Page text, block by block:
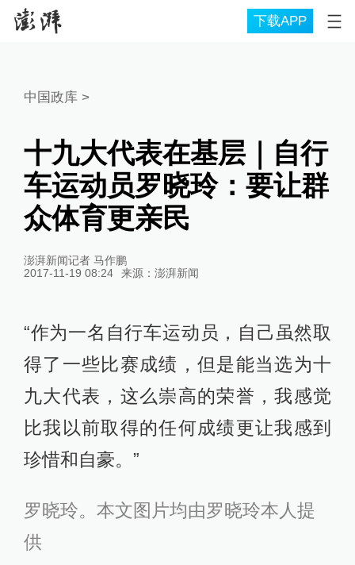
下载APP
中国政库 >
十九大代表在基层｜自行
车运动员罗晓玲：要让群
众体育更亲民
澎湃新闻记者 马作鹏
2017-11-19 08:24
来源： 澎湃新闻
“作为一名自行车运动员，自己虽然取
得了一些比赛成绩，但是能当选为十
九大代表，这么崇高的荣誉，我感觉
比我以前取得的任何成绩更让我感到
珍惜和自豪。”
罗晓玲。本文图片均由罗晓玲本人提
供